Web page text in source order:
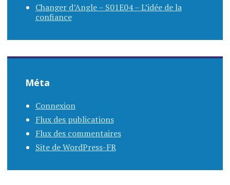
Changer d’Angle – S01E04 – L’idée de la
confiance
Méta
Connexion
Flux des publications
Flux des commentaires
Site de WordPress-FR